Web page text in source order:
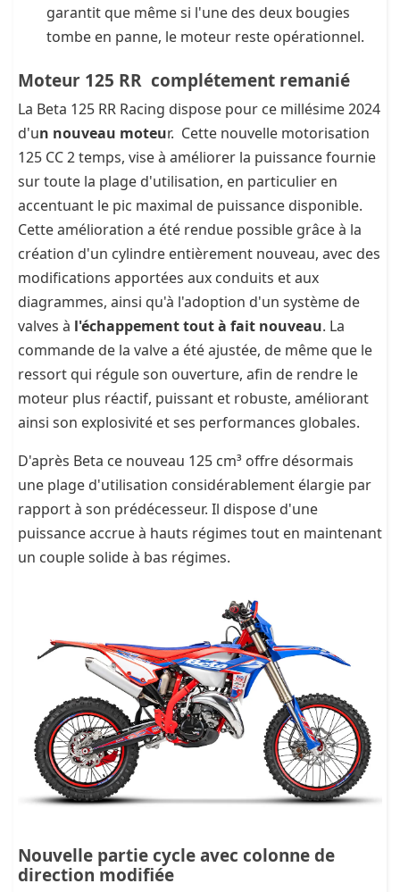
garantit que même si l'une des deux bougies
tombe en panne, le moteur reste opérationnel.
Moteur 125 RR complétement remanié
La Beta 125 RR Racing dispose pour ce millésime 2024
d'un nouveau moteur. Cette nouvelle motorisation
125 CC 2 temps, vise à améliorer la puissance fournie
sur toute la plage d'utilisation, en particulier en
accentuant le pic maximal de puissance disponible.
Cette amélioration a été rendue possible grâce à la
création d'un cylindre entièrement nouveau, avec des
modifications apportées aux conduits et aux
diagrammes, ainsi qu'à l'adoption d'un système de
valves à l'échappement tout à fait nouveau. La
commande de la valve a été ajustée, de même que le
ressort qui régule son ouverture, afin de rendre le
moteur plus réactif, puissant et robuste, améliorant
ainsi son explosivité et ses performances globales.
D'après Beta ce nouveau 125 cm³ offre désormais
une plage d'utilisation considérablement élargie par
rapport à son prédécesseur. Il dispose d'une
puissance accrue à hauts régimes tout en maintenant
un couple solide à bas régimes.
Nouvelle partie cycle avec colonne de
direction modifiée